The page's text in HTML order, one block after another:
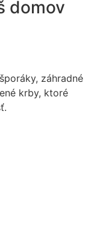
domov
záhradné
krby, ktoré